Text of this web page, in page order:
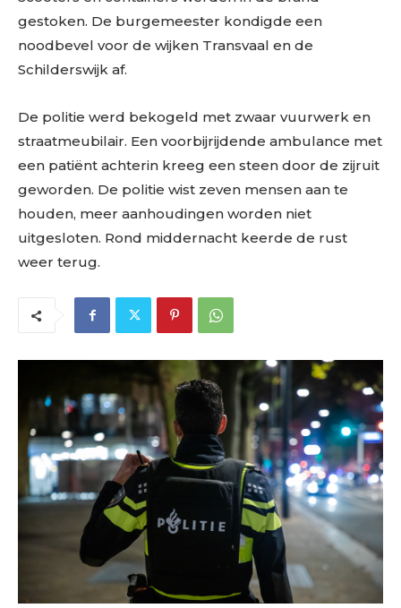
gestoken. De burgemeester kondigde een
noodbevel voor de wijken Transvaal en de
Schilderswijk af.
De politie werd bekogeld met zwaar vuurwerk en
straatmeubilair. Een voorbijrijdende ambulance met
een patiënt achterin kreeg een steen door de zijruit
geworden. De politie wist zeven mensen aan te
houden, meer aanhoudingen worden niet
uitgesloten. Rond middernacht keerde de rust
weer terug.